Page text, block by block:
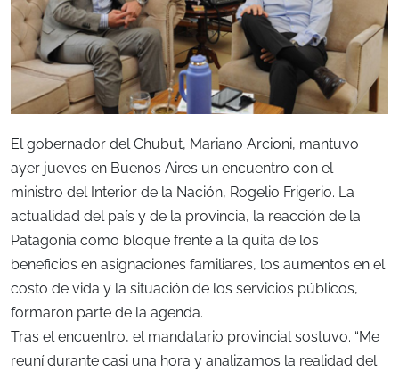
El gobernador del Chubut, Mariano Arcioni, mantuvo
ayer jueves en Buenos Aires un encuentro con el
ministro del Interior de la Nación, Rogelio Frigerio. La
actualidad del país y de la provincia, la reacción de la
Patagonia como bloque frente a la quita de los
beneficios en asignaciones familiares, los aumentos en el
costo de vida y la situación de los servicios públicos,
formaron parte de la agenda.
Tras el encuentro, el mandatario provincial sostuvo. “Me
reuní durante casi una hora y analizamos la realidad del